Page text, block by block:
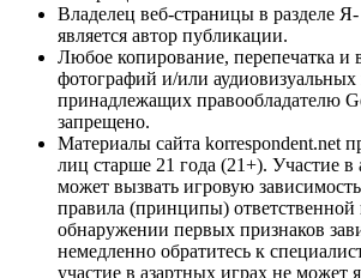
Владелец веб-страницы в разделе
является автор публикации.
Любое копирование, перепечатка и
фотографий и/или аудиовизуальных
принадлежащих правообладателю
запрещено.
Материалы сайта korrespondent.net
лиц старше 21 года (21+). Участие в
может вызвать игровую
правила (принципы)
обнаружении первых признаков
немедленно обратитесь к
участие в азартных играх не может